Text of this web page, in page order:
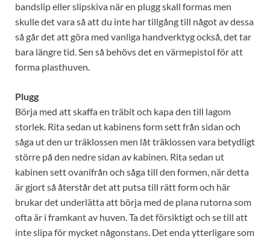
bandslip eller slipskiva när en plugg skall formas men
skulle det vara så att du inte har tillgång till något av dessa
så går det att göra med vanliga handverktyg också, det tar
bara längre tid. Sen så behövs det en värmepistol för att
forma plasthuven.
Plugg
Börja med att skaffa en träbit och kapa den till lagom
storlek. Rita sedan ut kabinens form sett från sidan och
såga ut den ur träklossen men låt träklossen vara betydligt
större på den nedre sidan av kabinen. Rita sedan ut
kabinen sett ovanifrån och såga till den formen, när detta
är gjort så återstår det att putsa till rätt form och här
brukar det underlätta att börja med de plana rutorna som
ofta är i framkant av huven. Ta det försiktigt och se till att
inte slipa för mycket någonstans. Det enda ytterligare som